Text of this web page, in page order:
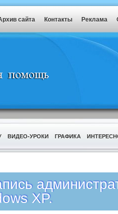
сайта Контакты Реклама
ВИДЕО-УРОКИ ГРАФИКА
XP.